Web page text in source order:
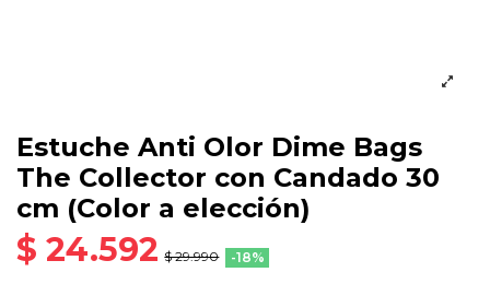
Estuche Anti Olor Dime Bags
The Collector con Candado 30
cm (Color a elección)
$ 24.592 $ 29.990 -18%